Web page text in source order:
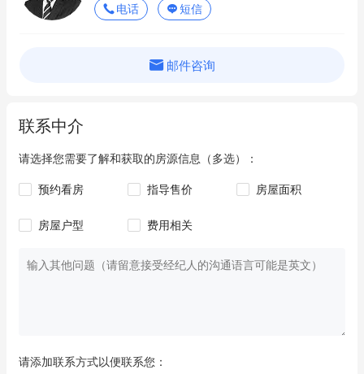
电话
短信
邮件咨询
联系中介
请选择您需要了解和获取的房源信息（多选）：
预约看房 指导售价 房屋面积
房屋户型 费用相关
请添加联系方式以便联系您：